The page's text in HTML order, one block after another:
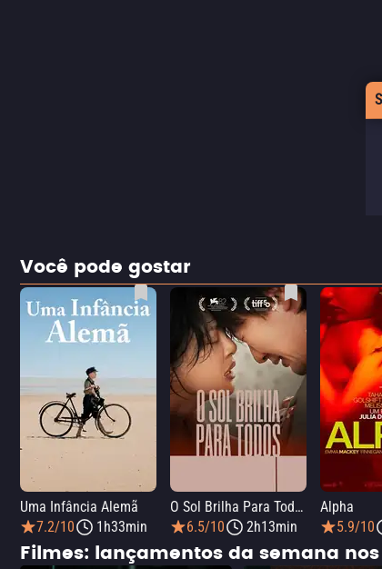
Você pode gostar
Uma Infância Alemã
7.2/10
1h33min
O Sol Brilha Para Todos
6.5/10
2h13min
Alpha
5.9/10
Filmes: lançamentos da semana